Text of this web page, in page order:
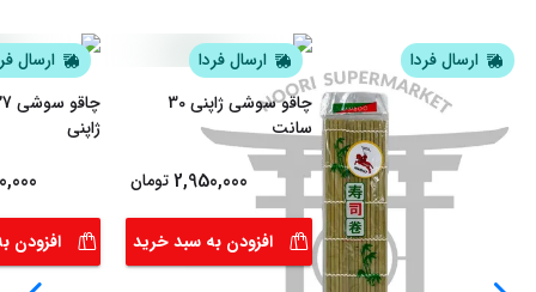
ارسال فردا
ارسال فردا
چاقو سوشی ژاپنی 30
سانت
2,950,000 تومان
افزودن به سبد خرید
ارسال
ژاپنی
افزودن